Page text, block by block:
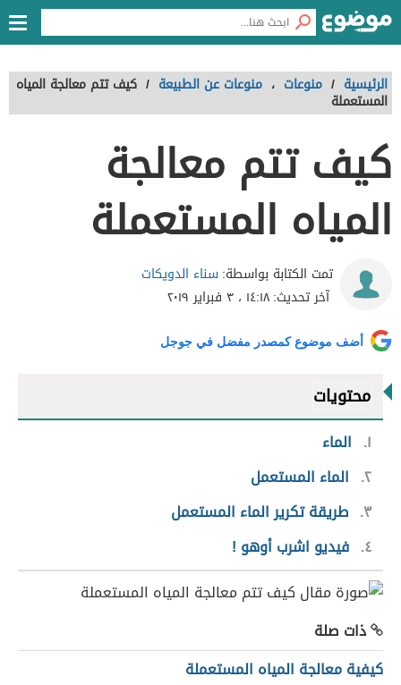
الرئيسية / منوعات ، منوعات عن الطبيعة / كيف تتم معالجة المياه
المستعملة
كيف تتم معالجة
المياه المستعملة
تمت الكتابة بواسطة:سناء الدويكات
آخر تحديث:١٤:١٨ ، ٣ فبراير ٢٠١٩
أضف موضوع كمصدر مفضل في جوجل
محتويات
١
الماء
٢ الماء المستعمل
٣ طريقة تكرير الماء المستعمل
٤ فيديو اشرب أوهو !
ذات صلة
كيفية معالجة المياه المستعملة